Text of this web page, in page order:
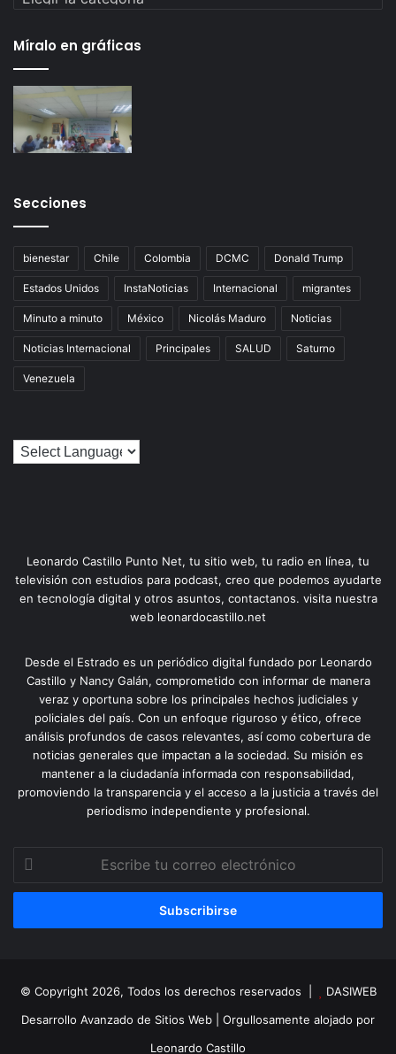
Míralo en gráficas
Secciones
bienestar Chile Colombia DCMC Donald Trump
Estados Unidos InstaNoticias Internacional migrantes
Minuto a minuto México Nicolás Maduro Noticias
Noticias Internacional Principales SALUD Saturno
Venezuela
Leonardo Castillo Punto Net, tu sitio web, tu radio en línea, tu
televisión con estudios para podcast, creo que podemos ayudarte
en tecnología digital y otros asuntos, contactanos. visita nuestra
web leonardocastillo.net
Desde el Estrado es un periódico digital fundado por Leonardo
Castillo y Nancy Galán, comprometido con informar de manera
veraz y oportuna sobre los principales hechos judiciales y
policiales del país. Con un enfoque riguroso y ético, ofrece
análisis profundos de casos relevantes, así como cobertura de
noticias generales que impactan a la sociedad. Su misión es
mantener a la ciudadanía informada con responsabilidad,
promoviendo la transparencia y el acceso a la justicia a través del
periodismo independiente y profesional.
correo
© Copyright 2026, Todos los derechos reservados |
DASIWEB
Desarrollo Avanzado de Sitios Web | Orgullosamente alojado por
Leonardo Castillo